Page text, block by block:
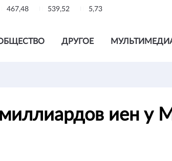
467,48 539,52 5,73
ДРУГОЕ
миллиардов иен